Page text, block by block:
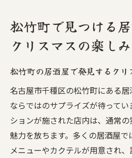
松竹町で見つける
クリスマスの楽しみ
松竹町の居酒屋で発見するク
名古屋市千種区の松竹町にある
ならではのサプライズが待って
ションが施された店内は、通常
魅力を放ちます。多くの居酒屋
メニューやカクテルが用意され